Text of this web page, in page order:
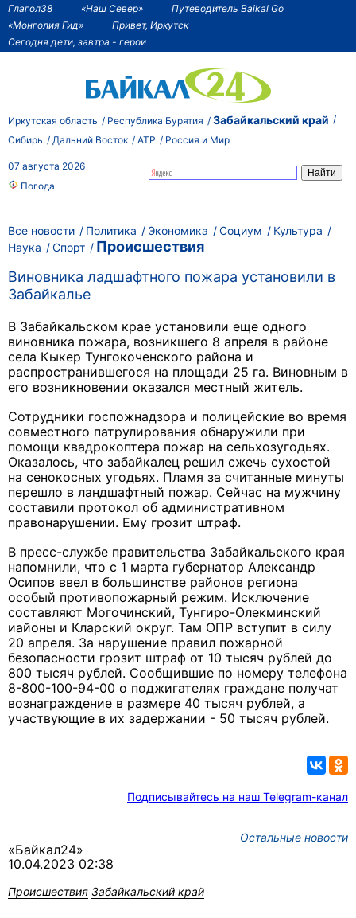
Глагол38 «Наш Север»
Путеводитель Baikal Go
«Монголия Гид»
Привет, Иркутск
Сегодня дети, завтра - герои
Иркутская область Республика Бурятия Забайкальский край
Сибирь Дальний Восток АТР Россия и Мир
07 августа 2026
Погода
Все новости Политика Экономика Социум
Культура
Наука
Спорт
Происшествия
Виновника ладшафтного пожара установили в
Забайкалье
В Забайкальском крае установили еще одного
виновника пожара, возникшего 8 апреля в районе
села Кыкер Тунгокоченского района и
распространившегося на площади 25 га. Виновным в
его возникновении оказался местный житель.
Сотрудники госпожнадзора и полицейские во время
совместного патрулирования обнаружили при
помощи квадрокоптера пожар на сельхозугодьях.
Оказалось, что забайкалец решил сжечь сухостой
на сенокосных угодьях. Пламя за считанные минуты
перешло в ландшафтный пожар. Сейчас на мужчину
составили протокол об административном
правонарушении. Ему грозит штраф.
В пресс-службе правительства Забайкальского края
напомнили, что с 1 марта губернатор Александр
Осипов ввел в большинстве районов региона
особый противопожарный режим. Исключение
составляют Могочинский, Тунгиро-Олекминский
иайоны и Кларский округ. Там ОПР вступит в силу
20 апреля. За нарушение правил пожарной
безопасности грозит штраф от 10 тысяч рублей до
800 тысяч рублей. Сообщившие по номеру телефона
8-800-100-94-00 о поджигателях граждане получат
вознаграждение в размере 40 тысяч рублей, а
участвующие в их задержании - 50 тысяч рублей.
Подписывайтесь на наш Telegram-канал
Остальные новости
«Байкал24»
10.04.2023 02:38
Происшествия Забайкальский край